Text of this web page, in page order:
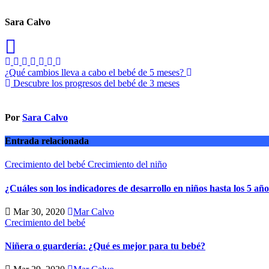
Sara Calvo
Navegación
de
¿Qué cambios lleva a cabo el bebé de 5 meses?
Descubre los progresos del bebé de 3 meses
Por Sara Calvo
Entrada relacionada
Crecimiento del bebé Crecimiento del niño
¿Cuáles son los indicadores de desarrollo en niños hasta los 5
Mar 30, 2020
Mar Calvo
Crecimiento del bebé
Niñera o guardería: ¿Qué es mejor para tu bebé?